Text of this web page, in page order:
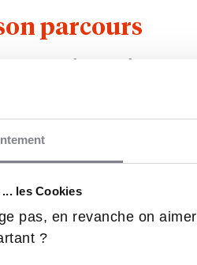
les Cookies
pas, en revanche on
?
parcours
était
de marketing et
Elle a réalisé avec
sur la
capacité
fondé i7 – Institut pour
sur l’innovation.